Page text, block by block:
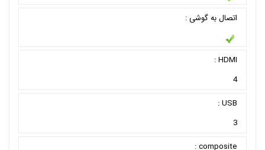
اتصال به گوشی :
HDMI :
4
USB :
3
composite :